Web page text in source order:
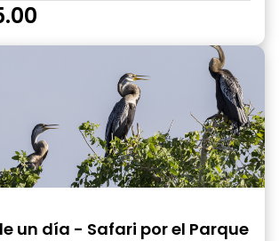
un día - Safari por el Parque